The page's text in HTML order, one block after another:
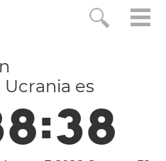
Ucrania es
8:39